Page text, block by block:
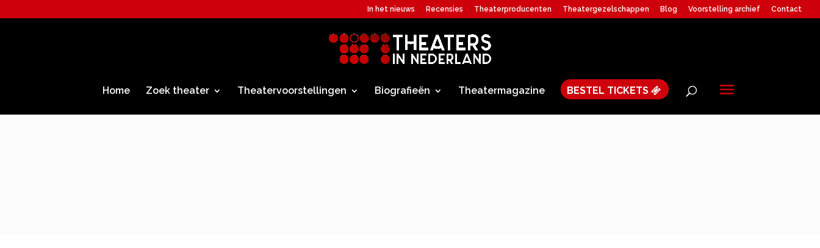
In het nieuws Recensies Theaterproducenten Theatergezelschappen Blog Voorstelling archief Contact
Home Zoek theater Theatervoorstellingen Biografieën Theatermagazine BESTEL TICKETS